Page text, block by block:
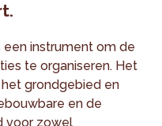
een instrument om de
te organiseren. Het
grondgebied en
en de
voor zowel